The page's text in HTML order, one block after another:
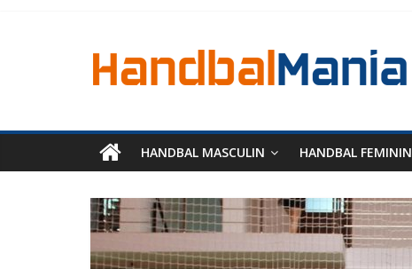
HANDBAL MASCULIN HANDBAL FEMININ